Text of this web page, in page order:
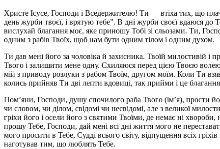
Христе Ісусе, Господи і Вседержителю! Ти — втіха тих, що
день журби твоєї, і врятую тебе”. В дні журби своєї вдаюся до
вислухай благання моє, яке приношу Тобі зі сльозами. Ти,
одним з рабів Твоїх, щоб нам бути одним тілом і одним духом.
Ти дав мені його за чоловіка й захисника. Твоїй милостивій і
Твого і залишити мене одну. Схиляюся перед цією Твоєю
мій з приводу розлуки з рабом Твоїм, другом моїм. Коли Ти
колись прийняв Ти дві лепти вдовиці, так прийми і це
Пом’яни, Господи, душу спочилого раба Твого (ім’я), прости
чи словом, чи ділом, свідомі чи несвідомі, але з великої
гріхи його і осели його з святими Твоїми, де немає ні хвороби,
прошу Тебе, Господи, дай мені всі дні життя мого не
мого просити в Тебе, Судді всього світу, відпущення всіх
наготував тим, що люблять Тебе.